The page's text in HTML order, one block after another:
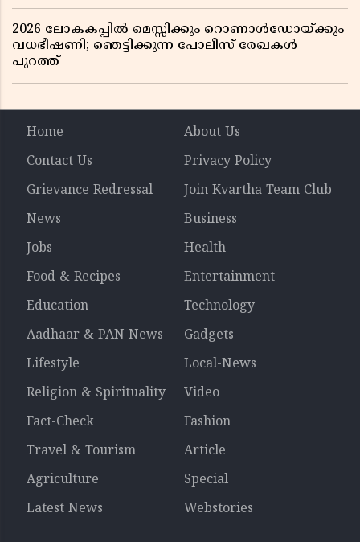
2026 ലോകകപ്പിൽ മെസ്സിക്കും റൊണാൾഡോയ്ക്കും
വധഭീഷണി; ഞെട്ടിക്കുന്ന പോലീസ് രേഖകൾ
പുറത്ത്
Home
About Us
Contact Us
Privacy Policy
Grievance Redressal
Join Kvartha Team Club
News
Business
Jobs
Health
Food & Recipes
Entertainment
Education
Technology
Aadhaar & PAN News
Gadgets
Lifestyle
Local-News
Religion & Spirituality
Video
Fact-Check
Fashion
Travel & Tourism
Article
Agriculture
Special
Latest News
Webstories